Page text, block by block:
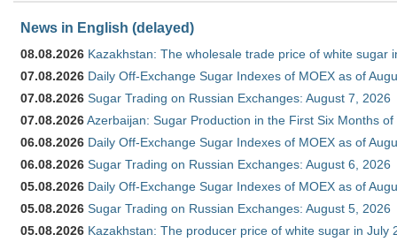
News in English (delayed)
08.08.2026 Kazakhstan: The wholesale trade price of white sugar
07.08.2026 Daily Off-Exchange Sugar Indexes of MOEX as of
07.08.2026 Sugar Trading on Russian Exchanges: August 7, 2026
07.08.2026Azerbaijan: Sugar Production in the First Six Months of
06.08.2026 Daily Off-Exchange Sugar Indexes of MOEX as of
06.08.2026 Sugar Trading on Russian Exchanges: August 6, 2026
05.08.2026 Daily Off-Exchange Sugar Indexes of MOEX as of
05.08.2026 Sugar Trading on Russian Exchanges: August 5, 2026
05.08.2026 Kazakhstan: The producer price of white sugar in July